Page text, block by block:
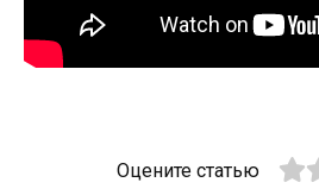
Оцените статью